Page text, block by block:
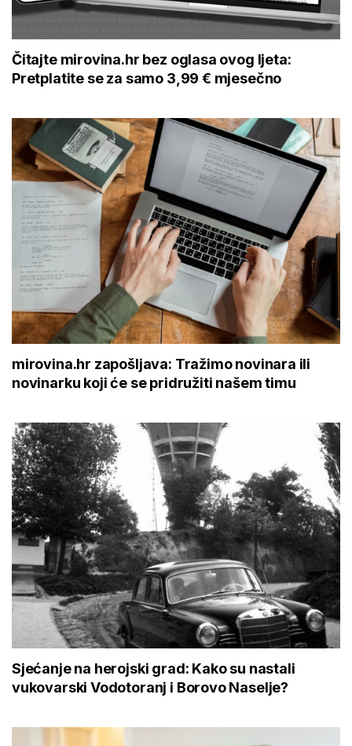
Čitajte mirovina.hr bez oglasa ovog ljeta:
Pretplatite se za samo 3,99 € mjesečno
mirovina.hr zapošljava: Tražimo novinara ili
novinarku koji će se pridružiti našem timu
Sjećanje na herojski grad: Kako su nastali
vukovarski Vodotoranj i Borovo Naselje?